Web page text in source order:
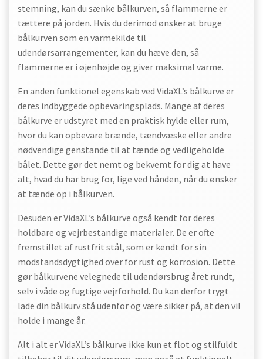
stemning, kan du sænke bålkurven, så flammerne er
tættere på jorden. Hvis du derimod ønsker at bruge
bålkurven som en varmekilde til
udendørsarrangementer, kan du hæve den, så
flammerne er i øjenhøjde og giver maksimal varme.
En anden funktionel egenskab ved VidaXL’s bålkurve er
deres indbyggede opbevaringsplads. Mange af deres
bålkurve er udstyret med en praktisk hylde eller rum,
hvor du kan opbevare brænde, tændvæske eller andre
nødvendige genstande til at tænde og vedligeholde
bålet. Dette gør det nemt og bekvemt for dig at have
alt, hvad du har brug for, lige ved hånden, når du ønsker
at tænde op i bålkurven.
Desuden er VidaXL’s bålkurve også kendt for deres
holdbare og vejrbestandige materialer. De er ofte
fremstillet af rustfrit stål, som er kendt for sin
modstandsdygtighed over for rust og korrosion. Dette
gør bålkurvene velegnede til udendørsbrug året rundt,
selv i våde og fugtige vejrforhold. Du kan derfor trygt
lade din bålkurv stå udenfor og være sikker på, at den vil
holde i mange år.
Alt i alt er VidaXL’s bålkurve ikke kun et flot og stilfuldt